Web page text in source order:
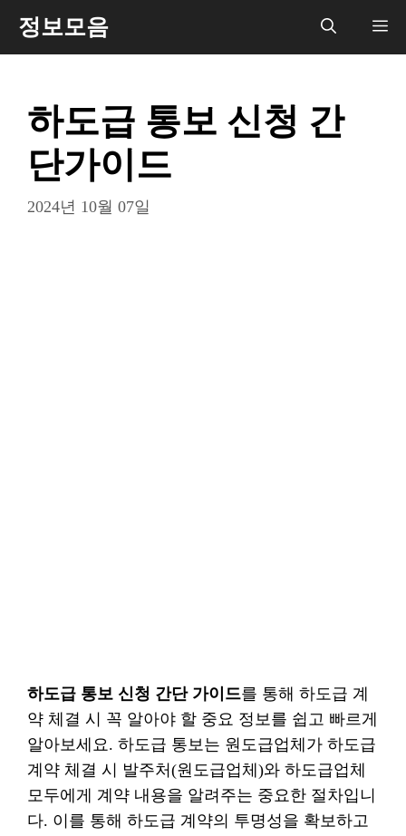
정보모음 메
하도급 통보 신청 간
단가이드
2024년 10월 07일
하도급 통보 신청 간단 가이드를 통해 하도급 계
약 체결 시 꼭 알아야 할 중요 정보를 쉽고 빠르게
알아보세요. 하도급 통보는 원도급업체가 하도급
계약 체결 시 발주처(원도급업체)와 하도급업체
모두에게 계약 내용을 알려주는 중요한 절차입니
다. 이를 통해 하도급 계약의 투명성을 확보하고